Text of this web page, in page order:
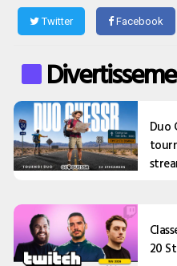
Twitter Facebook
Duo
20